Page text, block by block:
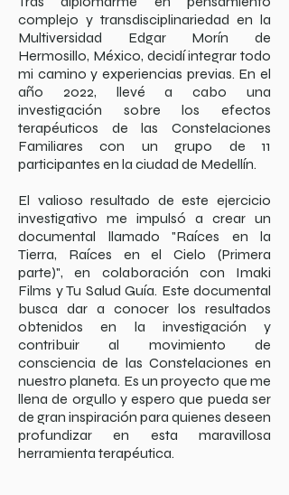
complejo y transdisciplinariedad en la
Multiversidad Edgar Morín de
Hermosillo, México, decidí integrar todo
mi camino y experiencias previas. En el
año 2022, llevé a cabo una
investigación sobre los efectos
terapéuticos de las Constelaciones
Familiares con un grupo de 11
participantes en la ciudad de Medellín.
El valioso resultado de este ejercicio
investigativo me impulsó a crear un
documental llamado "Raíces en la
Tierra, Raíces en el Cielo (Primera
parte)", en colaboración con Imaki
Films y Tu Salud Guía. Este documental
busca dar a conocer los resultados
obtenidos en la investigación y
contribuir al movimiento de
consciencia de las Constelaciones en
nuestro planeta. Es un proyecto que me
llena de orgullo y espero que pueda ser
de gran inspiración para quienes deseen
profundizar en esta maravillosa
herramienta terapéutica.